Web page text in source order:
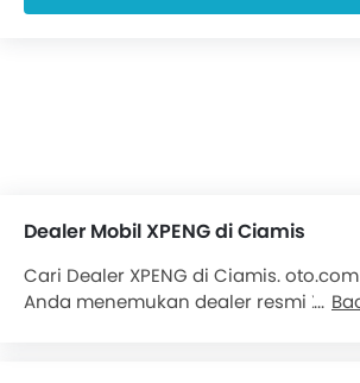
Dealer Mobil XPENG di Ciamis
Cari Dealer XPENG di Ciamis.
Anda menemukan dealer resmi